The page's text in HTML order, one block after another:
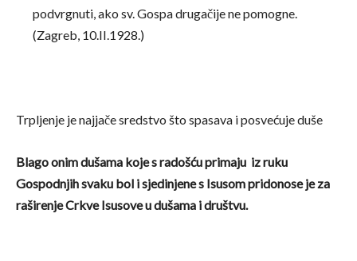
podvrgnuti, ako sv. Gospa drugačije ne pomogne.
(Zagreb, 10.II.1928.)
Trpljenje je najjače sredstvo što spasava i posvećuje duše
Blago onim dušama koje s radošću primaju iz ruku
Gospodnjih svaku bol i sjedinjene s Isusompridonose je za
raširenje Crkve Isusove u dušama i društvu.